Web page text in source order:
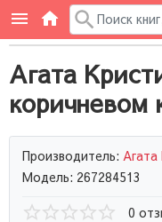
Агата
коричневом
Производитель:
Модель: 267284513
0